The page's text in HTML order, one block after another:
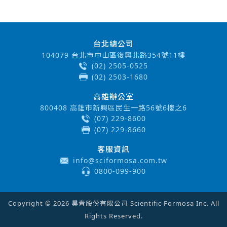
台北總公司
104079 台北市中山區復興北路354號11樓
(02) 2505-0525
(02) 2503-1680
高雄辦公室
800408 高雄市新興區民生一路56號6樓之6
(07) 229-8600
(07) 229-8660
客服資訊
info@sciformosa.com.tw
0800-099-900
Copyright © 2026 昊青股份有限公司 Scientific Formosa Inc. All
Rights Reserved.